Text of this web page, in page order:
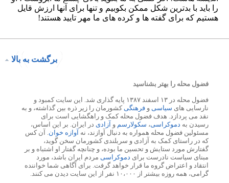
برگشت به بالا
فضول محله را بهتر بشناسید
فضول محله در ۱۳ اسفند ۱۳۸۷ پایه گذاری شد. این سایت کمبود و
نارسایی های سیاسی و فرهنگیکشورمان را زیر ذره بین گذاشته، و به
نقد می پردازد. هدف فضول محله کمک و راهگشایی است برای
رسیدن به دموکراسی، سکولارسم و آزادی در ایران. بر این اساس،
مسئولین فضول محله همواره به دنبال آوازند، نه آوازه خوان. آن کس
که در راستای کمک به آزادی و سربلندی کشورمان سخن گوید،
گفتارش مورد ستایش و تحسین ما بوده، و چنانچه گفتار او اشتباه و بر
مبنای سیاست نادرست برای دموکراسی مردم ایران باشد، مورد
انتقاد و اعتراض گروه ما قرار خواهد گرفت. برای آگاهی شما خواننده
گرامی، همه روزه بیشتر از ۱۰،۰۰۰ نفر از این سایت دیدن می کنند.